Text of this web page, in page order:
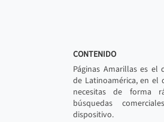
CONTENIDO
Páginas Amarillas es el
de Latinoamérica, en el
necesitas de forma
búsquedas
dispositivo.